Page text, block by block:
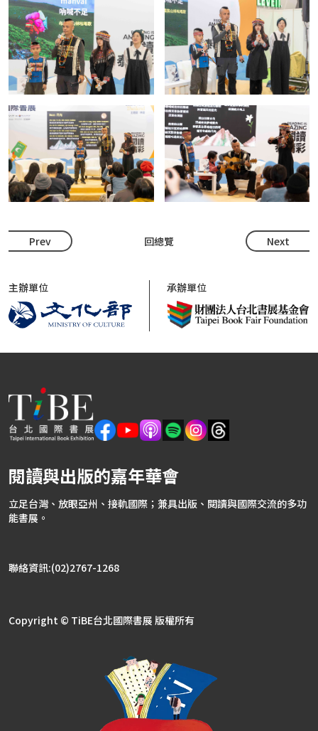
Prev 回總覽 Next
主辦單位 承辦單位
閱讀與出版的嘉年華會
立足台灣、放眼亞州、接軌國際；兼具出版、閱讀與國際交流的多功
能書展。
聯絡資訊:(02)2767-1268
Copyright © TiBE台北國際書展 版權所有